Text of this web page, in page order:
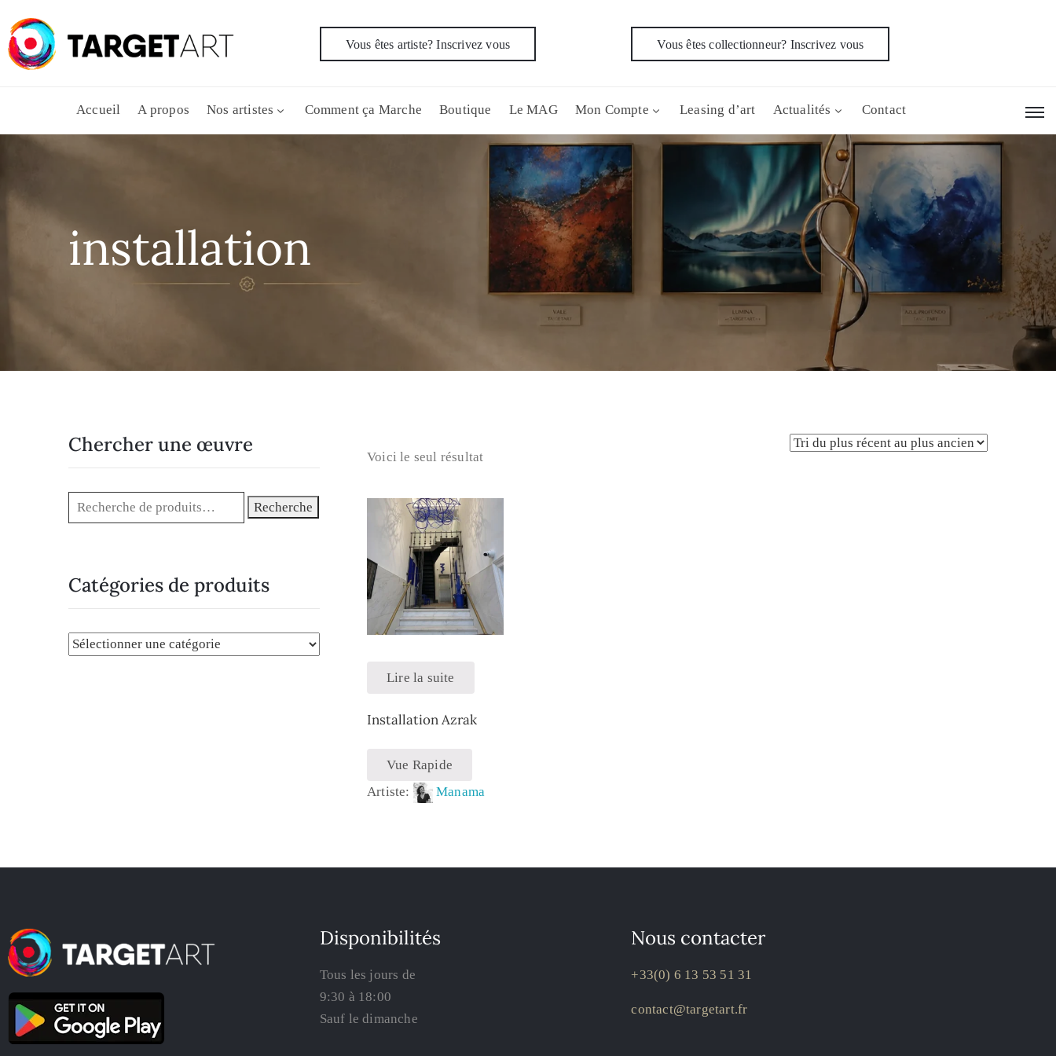
Vous êtes artiste? Inscrivez vous Vous êtes collectionneur? Inscrivez vous
Accueil A propos Nos artistes Comment ça Marche Boutique Le MAG Mon Compte Leasing d’art Actualités Contact
installation
Voici le seul résultat
Lire la suite
Installation Azrak
Vue Rapide
Artiste:
Manama
Chercher une œuvre
Recherche
Catégories de produits
Disponibilités
Tous les jours de
9:30 à 18:00
Sauf le dimanche
Nous contacter
+33(0) 6 13 53 51 31
contact@targetart.fr